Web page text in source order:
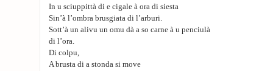
In u sciuppittà di e cigale à ora di siesta
Sin’à l’ombra brusgiata di l’arburi.
Sott’à un alivu un omu dà a so carne à u penciulà
di l’ora.
Di colpu,
A brusta di a stonda si move